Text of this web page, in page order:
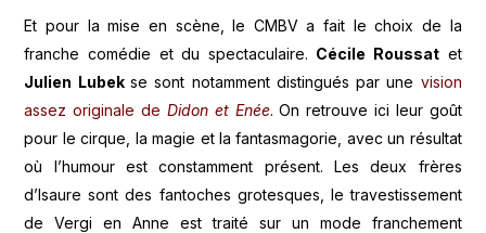
Et pour la mise en scène, le CMBV a fait le choix de la
franche comédie et du spectaculaire. Cécile Roussat et
Julien Lubek se sont notamment distingués par une vision
assez originale de Didon et Enée. On retrouve ici leur goût
pour le cirque, la magie et la fantasmagorie, avec un résultat
où l’humour est constamment présent. Les deux frères
d’Isaure sont des fantoches grotesques, le travestissement
de Vergi en Anne est traité sur un mode franchement